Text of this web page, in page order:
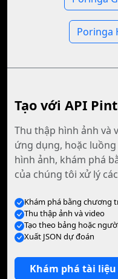
Poringa
Tạo với API
Thu thập hình ảnh và
ứng dụng, hoặc luồng
hình ảnh, khám phá
của chúng tôi xử lý
Khám phá bằng chương
Thu thập ảnh và video
Tạo theo bảng hoặc
Xuất JSON dự đoán
Khám phá tài liệu